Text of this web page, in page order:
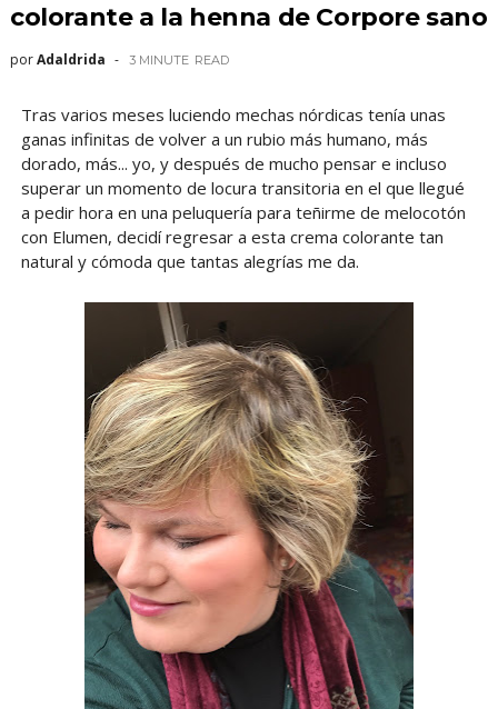
colorante a la henna de Corpore sano
porAdaldrida 3 MINUTE READ
Tras varios meses luciendo mechas nórdicas tenía unas
ganas infinitas de volver a un rubio más humano, más
dorado, más... yo, y después de mucho pensar e incluso
superar un momento de locura transitoria en el que llegué
a pedir hora en una peluquería para teñirme de melocotón
con Elumen, decidí regresar a esta crema colorante tan
natural y cómoda que tantas alegrías me da.